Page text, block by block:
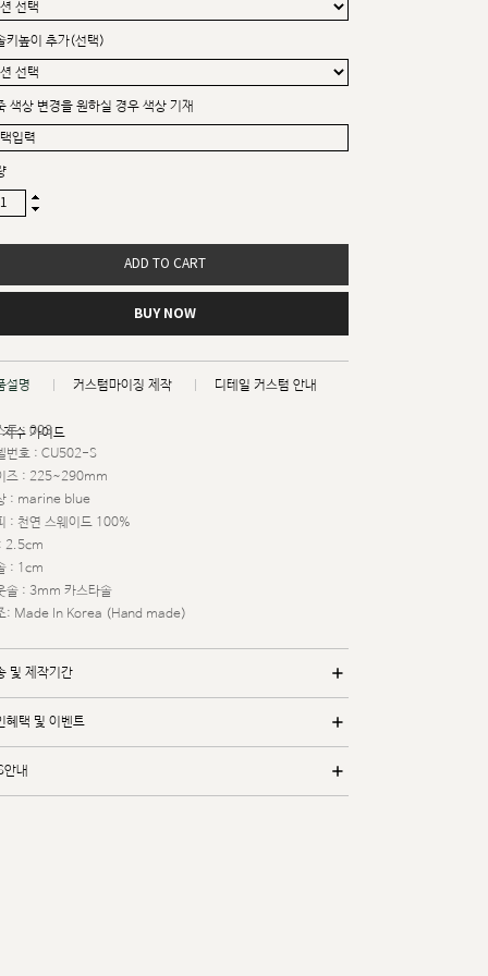
키높이 추가(선택)
색상 변경을 원하실 경우 색상 기재
ADD TO CART
BUY NOW
설명 커스텀마이징 제작 디테일 커스텀 안내
치수 가이드
트 : 003
번호 : CU502-S
즈 : 225~290mm
: marine blue
: 천연 스웨이드 100%
2.5cm
: 1cm
솔 : 3mm 카스타솔
: Made In Korea (Hand made)
및 제작기간
혜택 및 이벤트
내